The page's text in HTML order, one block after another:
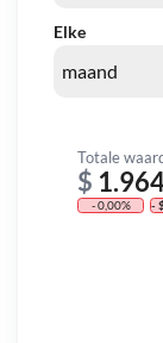
Elke
Totale
$
- 0,00% -